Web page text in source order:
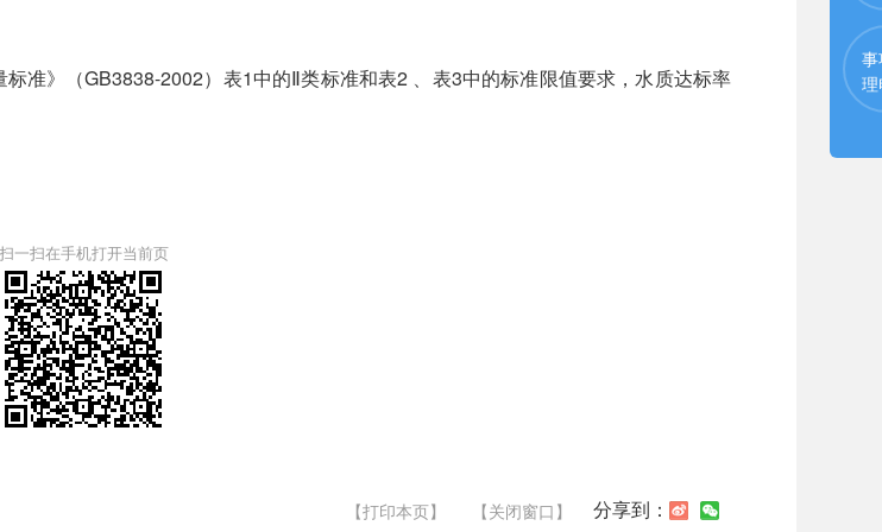
》（GB3838-2002）表1中的Ⅱ类标准和表2 、表3中的标准限值要求，水质达标率
扫一扫在手机打开当前页
【打印本页】 【关闭窗口】 分享到：